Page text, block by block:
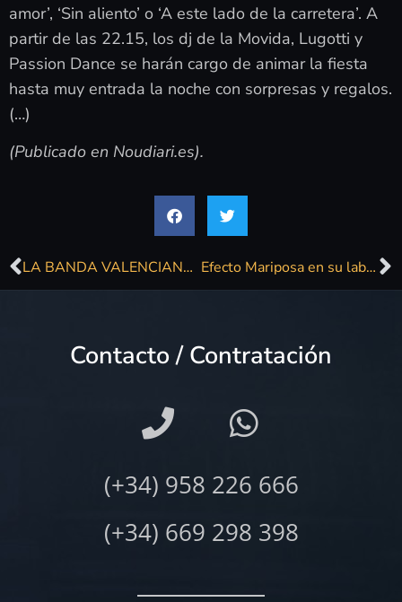
amor’, ‘Sin aliento’ o ‘A este lado de la carretera’. A
partir de las 22.15, los dj de la Movida, Lugotti y
Passion Dance se harán cargo de animar la fiesta
hasta muy entrada la noche con sorpresas y regalos.
(…)
(Publicado en Noudiari.es).
LA BANDA VALENCIANA SEGURIDAD SOCIAL CELEBRA SU ANIVERSARIO Efecto Mariposa en su laberinto de cristal
Contacto / Contratación
(+34) 958 226 666
(+34) 669 298 398